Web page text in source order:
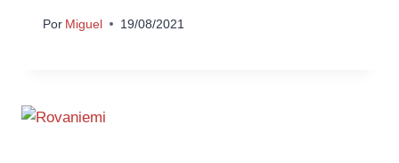
Por Miguel 19/08/2021